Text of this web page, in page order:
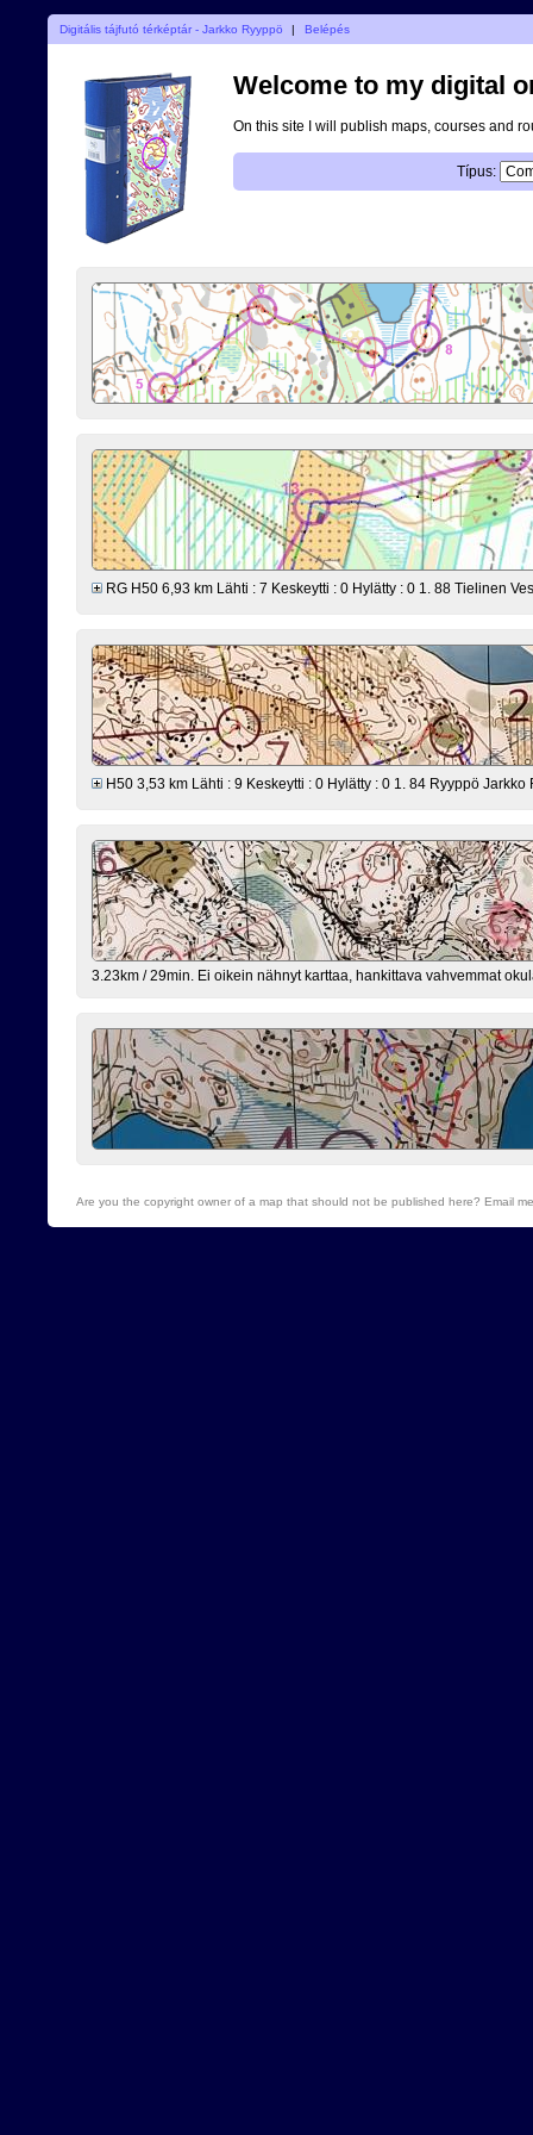
Digitális tájfutó térképtár - Jarkko Ryyppö | Belépés
Welcome to my digital
On this site I will publish maps, courses and
Típus:
RG H50 6,93 km Lähti : 7 Keskeytti : 0 Hylätty : 0 1. 88 Tielinen
H50 3,53 km Lähti : 9 Keskeytti : 0 Hylätty : 0 1. 84 Ryyppö Jarkko
3.23km / 29min. Ei oikein nähnyt karttaa, hankittava vahvemmat
Are you the copyright owner of a map that should not be published here? Email